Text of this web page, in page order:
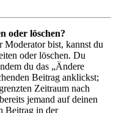
oder löschen?
Moderator bist, kannst du
oder löschen. Du
du das „Ändere
Beitrag anklickst;
Zeitraum nach
jemand auf deinen
Beitrag in der